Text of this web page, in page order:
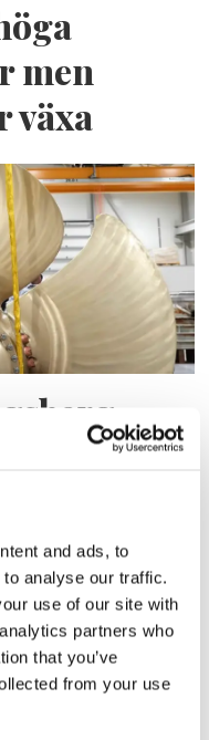
and ads, to
analyse our traffic.
use of our site with
partners who
that you’ve
from your use
men
växa